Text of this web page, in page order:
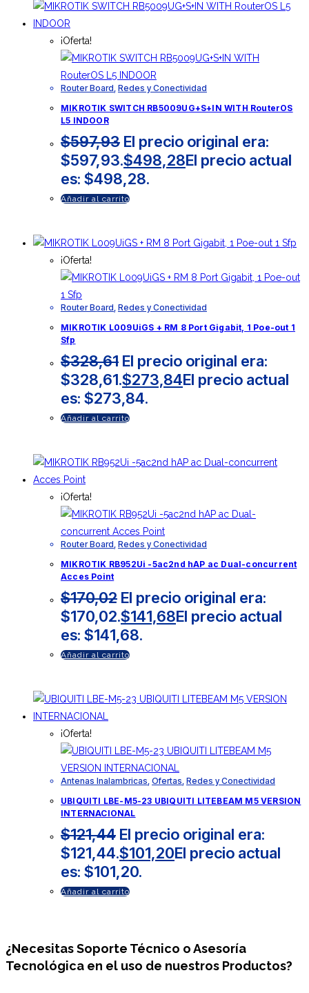
¡Oferta!
Router Board, Redes y Conectividad
MIKROTIK SWITCH RB5009UG+S+IN WITH RouterOS
L5 INDOOR
$597,93 El precio original era:
$597,93.$498,28El precio actual
es: $498,28.
Añadir al carrito
¡Oferta!
Router Board Redes y Conectividad
MIKROTIK L009UiGS + RM 8 Port Gigabit, 1 Poe-out 1
Sfp
$328,61 El precio original era:
$328,61.$273,84El precio actual
es: $273,84.
Añadir al carrito
¡Oferta!
Router Board Redes y Conectividad
MIKROTIK RB952Ui -5ac2nd hAP ac Dual-concurrent
Acces Point
$170,02 El precio original era:
$170,02.$141,68El precio actual
es: $141,68.
Añadir al carrito
¡Oferta!
Antenas Inalambricas Ofertas Redes y Conectividad
UBIQUITI LBE-M5-23 UBIQUITI LITEBEAM M5 VERSION
INTERNACIONAL
$121,44 El precio original era:
$121,44.$101,20El precio actual
es: $101,20.
Añadir al carrito
¿NecesitasSoporte Técnico o Asesoría
Tecnológica en el uso de nuestros Productos?